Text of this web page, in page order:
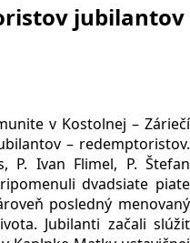
jubilantov
v Kostolnej – Záriečí
– redemptoristov.
P. Ivan Flimel, P. Štefan
dvadsiate piate
posledný menovaný
Jubilanti začali slúžiť